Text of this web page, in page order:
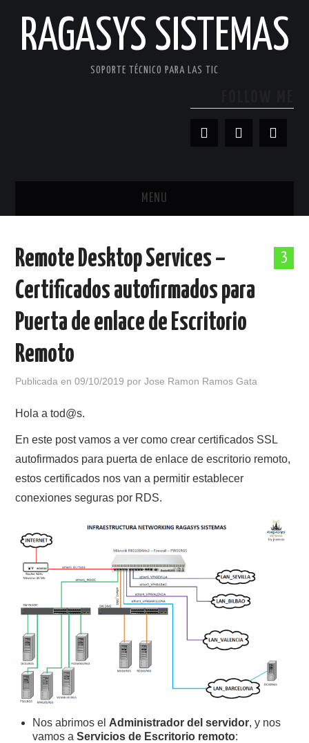
RAGASYS SISTEMAS
SOPORTE TÉCNICO PARA LAS TIC
MENU
ACERCA DE
3
Remote Desktop Services –
Certificados autofirmados para
Puerta de enlace de Escritorio
Remoto
Publicada en09/10/2019 porJose Ramon Ramos Gata
Hola a tod@s.
En este post vamos a ver como crear certificados SSL
autofirmados para puerta de enlace de escritorio remoto,
estos certificados nos van a permitir establecer
conexiones seguras por RDS.
Nos abrimos el Administrador del servidor, y nos
vamos aServicios de Escritorio remoto: